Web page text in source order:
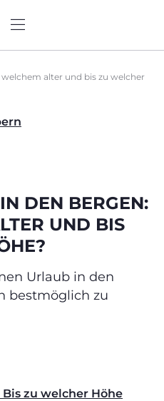
alter und bis zu welcher
DEN BERGEN:
UND BIS
Urlaub in den
bestmöglich zu
zu welcher Höhe